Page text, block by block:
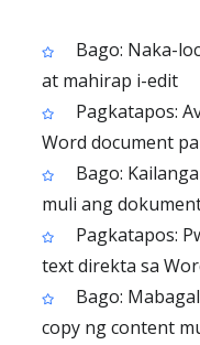
Bago: Naka-
at mahirap i-edit
Pagkatapos:
Word document
Bago:
muli ang
Pagkatapos:
text direkta sa
Bago:
copy ng content